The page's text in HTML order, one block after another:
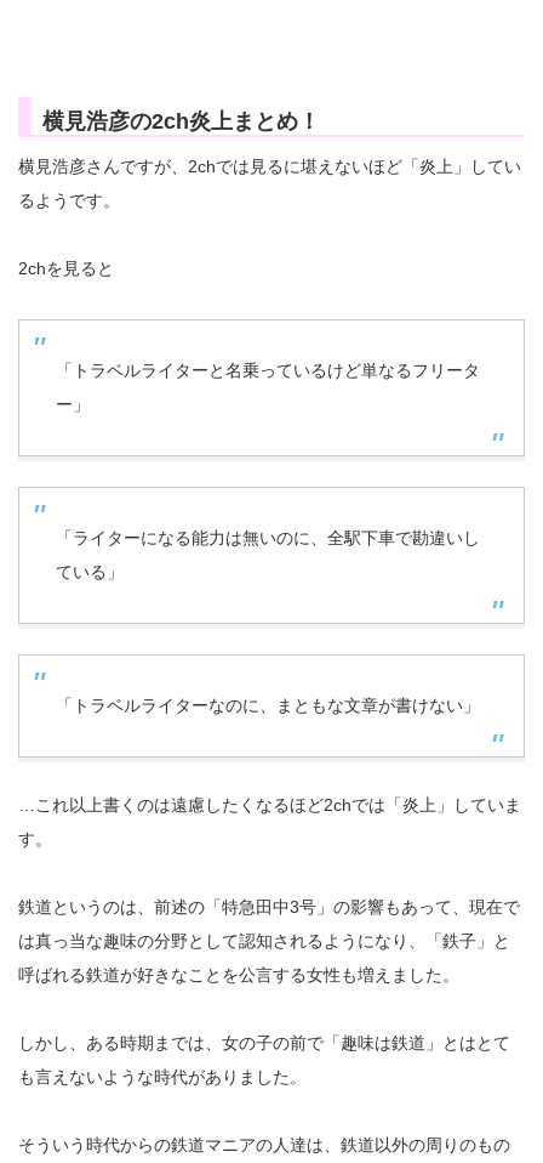
横見浩彦の2ch炎上まとめ！
横見浩彦さんですが、2chでは見るに堪えないほど「炎上」してい
るようです。
2chを見ると
「トラベルライターと名乗っているけど単なるフリータ
ー」
「ライターになる能力は無いのに、全駅下車で勘違いし
ている」
「トラベルライターなのに、まともな文章が書けない」
…これ以上書くのは遠慮したくなるほど2chでは「炎上」していま
す。
鉄道というのは、前述の「特急田中3号」の影響もあって、現在で
は真っ当な趣味の分野として認知されるようになり、「鉄子」と
呼ばれる鉄道が好きなことを公言する女性も増えました。
しかし、ある時期までは、女の子の前で「趣味は鉄道」とはとて
も言えないような時代がありました。
そういう時代からの鉄道マニアの人達は、鉄道以外の周りのもの